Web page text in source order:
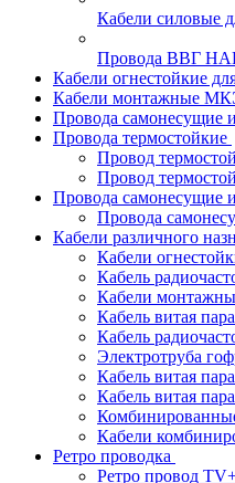
Кабели силовые
Провода ВВГ
Кабели огнестойкие
Кабели монтажные
Провода
Провода термостойкие
Провод
Провод
Провода
Провода
Кабели различного
Кабели
Кабель
Кабели
Кабель витая
Кабель
Электротруба
Кабель витая
Кабель витая
Кабели
Ретро проводка
Ретро провод